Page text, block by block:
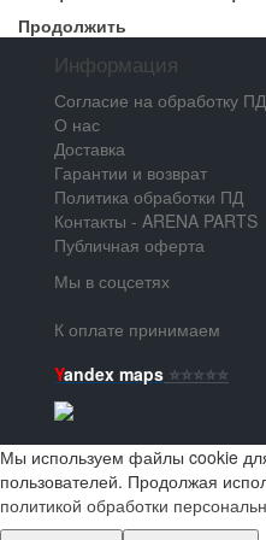
Продолжить
Информация
Согласие на обработку ПД
О нас
Доставка
Гарантии и возврат
Политика обработки ПД
Контакты - ARENA PARTS
Публичная оферта
Мы в соцсетях
К оплате принимаем
Yandex maps ⭐️⭐️⭐️⭐️⭐️
Мы используем файлы cookie
пользователей. Продолжая
политикой обработки